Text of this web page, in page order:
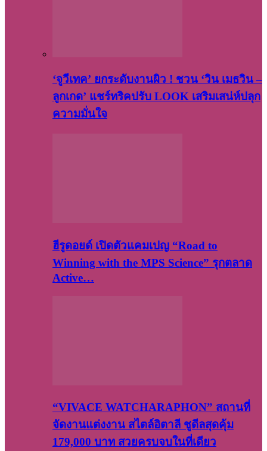
‘จูวีเทค’ ยกระดับงานผิว ! ชวน ‘วิน เมธวิน –
ลูกเกด’ แชร์ทริคปรับ LOOK เสริมเสน่ห์ปลุก
ความมั่นใจ
ฮีรูดอยด์ เปิดตัวแคมเปญ “Road to
Winning with the MPS Science” รุกตลาด
Active…
“VIVACE WATCHARAPHON” สถานที่
จัดงานแต่งงาน สไตล์อิตาลี ชูดีลสุดคุ้ม
179,000 บาท สวยครบจบในที่เดียว